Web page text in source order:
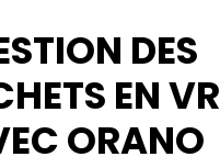
DES
EN VR
ORANO